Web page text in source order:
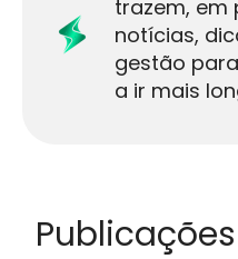
trazem, em
notícias,
gestão
a ir mais